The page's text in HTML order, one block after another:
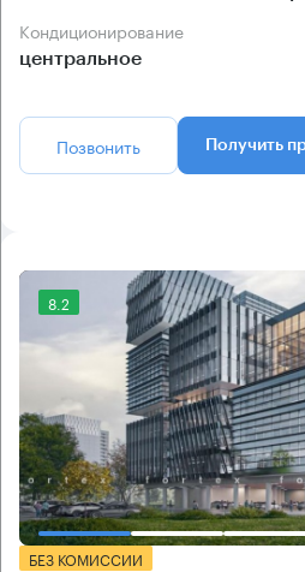
Кондиционирование
центральное
Позвонить Получить
8.2
БЕЗ КОМИССИИ